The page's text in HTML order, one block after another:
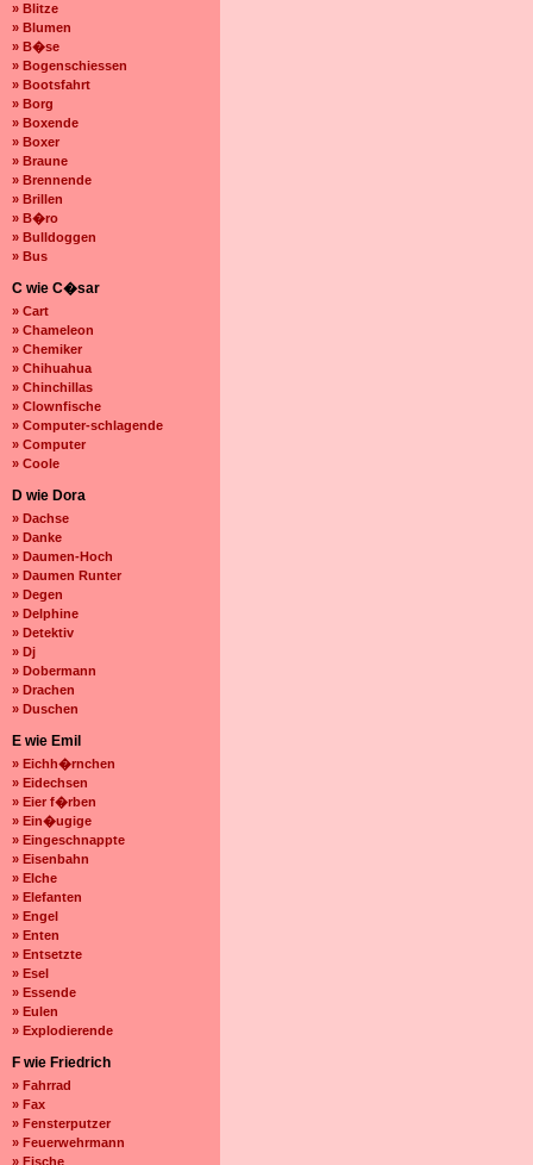
» Blitze
» Blumen
» B�se
» Bogenschiessen
» Bootsfahrt
» Borg
» Boxende
» Boxer
» Braune
» Brennende
» Brillen
» B�ro
» Bulldoggen
» Bus
C wie C�sar
» Cart
» Chameleon
» Chemiker
» Chihuahua
» Chinchillas
» Clownfische
» Computer-schlagende
» Computer
» Coole
D wie Dora
» Dachse
» Danke
» Daumen-Hoch
» Daumen Runter
» Degen
» Delphine
» Detektiv
» Dj
» Dobermann
» Drachen
» Duschen
E wie Emil
» Eichh�rnchen
» Eidechsen
» Eier f�rben
» Ein�ugige
» Eingeschnappte
» Eisenbahn
» Elche
» Elefanten
» Engel
» Enten
» Entsetzte
» Esel
» Essende
» Eulen
» Explodierende
F wie Friedrich
» Fahrrad
» Fax
» Fensterputzer
» Feuerwehrmann
» Fische